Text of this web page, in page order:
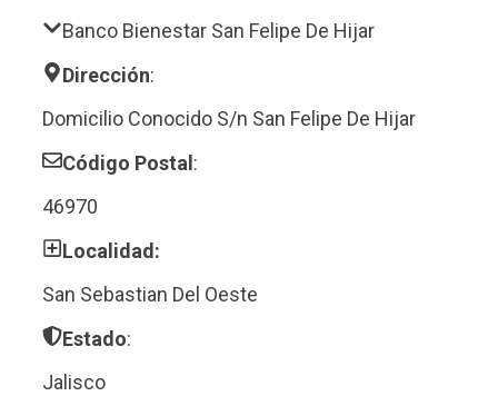
Banco Bienestar San Felipe De Hijar
Dirección:
Domicilio Conocido S/n San Felipe De Hijar
Código Postal:
46970
Localidad:
San Sebastian Del Oeste
Estado:
Jalisco